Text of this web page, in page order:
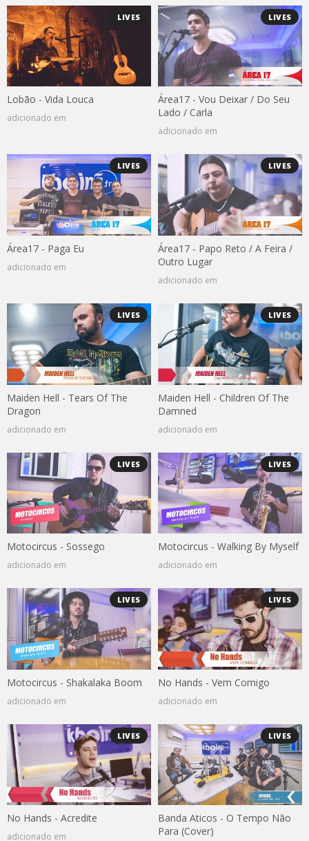
LIVES
Lobão - Vida Louca
adicionado em
LIVES
Área17 - Vou Deixar / Do Seu
Lado / Carla
adicionado em
LIVES
Área17 - Paga Eu
adicionado em
LIVES
Área17 - Papo Reto / A Feira /
Outro Lugar
adicionado em
LIVES
Maiden Hell - Tears Of The
Dragon
adicionado em
LIVES
Maiden Hell - Children Of The
Damned
adicionado em
LIVES
Motocircus - Sossego
adicionado em
LIVES
Motocircus - Walking By Myself
adicionado em
LIVES
Motocircus - Shakalaka Boom
adicionado em
LIVES
No Hands - Vem Comigo
adicionado em
LIVES
No Hands - Acredite
adicionado em
LIVES
Banda Aticos - O Tempo Não
Para (Cover)